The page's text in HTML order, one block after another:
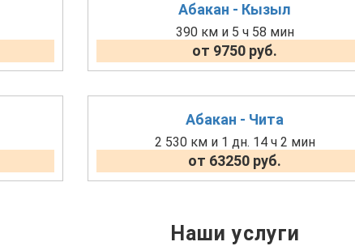
Абакан - Кызыл
390 км и 5 ч 58 мин
от 9750 руб.
Абакан - Чита
2 530 км и 1 дн. 14 ч 2 мин
от 63250 руб.
Наши услуги